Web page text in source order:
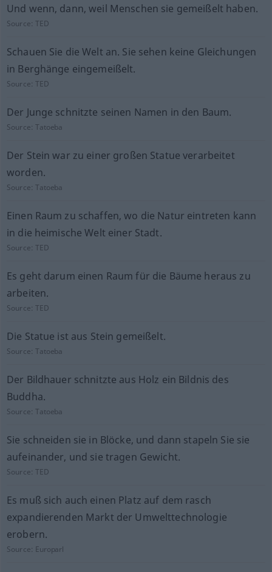
Und wenn, dann, weil Menschen sie gemeißelt haben.
Source:TED
Schauen Sie die Welt an. Sie sehen keine Gleichungen
in Berghänge eingemeißelt.
Source:TED
Der Junge schnitzte seinen Namen in den Baum.
Source:Tatoeba
Der Stein war zu einer großen Statue verarbeitet
worden.
Source:Tatoeba
Einen Raum zu schaffen, wo die Natur eintreten kann
in die heimische Welt einer Stadt.
Source:TED
Es geht darum einen Raum für die Bäume heraus zu
arbeiten.
Source:TED
Die Statue ist aus Stein gemeißelt.
Source:Tatoeba
Der Bildhauer schnitzte aus Holz ein Bildnis des
Buddha.
Source:Tatoeba
Sie schneiden sie in Blöcke, und dann stapeln Sie sie
aufeinander, und sie tragen Gewicht.
Source:TED
Es muß sich auch einen Platz auf dem rasch
expandierenden Markt der Umwelttechnologie
erobern.
Source: Europarl